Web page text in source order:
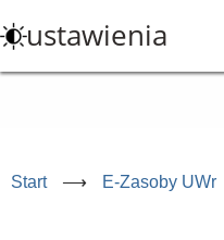
do
treści
ustawienia
Start ⟶ E-Zasoby UWr